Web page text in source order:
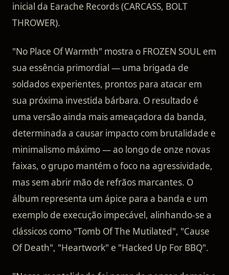
inicial da Earache Records (CARCASS, BOLT
THROWER).
"No Place Of Warmth" mostra o FROZEN SOUL em
sua essência primordial — uma brigada de
soldados experientes, prontos para atacar em
sua próxima investida bárbara. O resultado é
uma versão ainda mais ameaçadora da banda,
determinada a causar impacto com brutalidade e
minimalismo máximo — ao longo de onze novas
faixas, o grupo mantém o foco na agressividade,
mas sem abrir mão de refrãos marcantes. O
álbum representa um ápice para a banda e um
exemplo de execução impecável, alinhando-se a
clássicos como "Tomb Of The Mutilated", "Cause
Of Death", "Heartwork" e "Hacked Up For BBQ".